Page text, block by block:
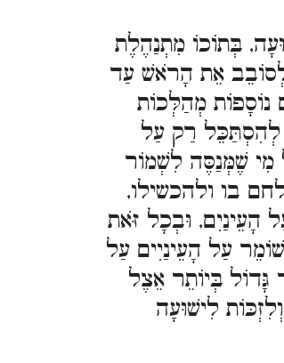
בְּתוֹכוֹ מִתְנַהֶלֶת
אֵת הָרֹאשׁ עַד
מְהַלְּכוֹת
לְהִסְתַּכֵּל רַק עַל
מִי שֶׁמְּנַסֶּה לִשְׁמוֹר
בו ולהכשילו,
הָעֵינַיִם, וּבְכָל זֹּאת
עַל הָעֵינַיִים עַל
גָּדוֹל בְּיוֹתֵר אֵצֶל
לִישׁוּעָה